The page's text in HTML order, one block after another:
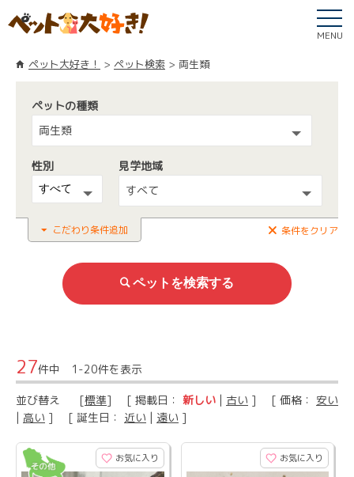
MENU
ペット大好き！ ペット検索 両生類
ペットの種類
両生類
性別
見学地域
すべて
こだわり条件追加 条件をクリア
27件中 1-20件を表示
並び替え [標準] [ 掲載日： 新しい | 古い ] [ 価格： 安い
| 高い ] [ 誕生日： 近い | 遠い ]
お気に入り お気に入り